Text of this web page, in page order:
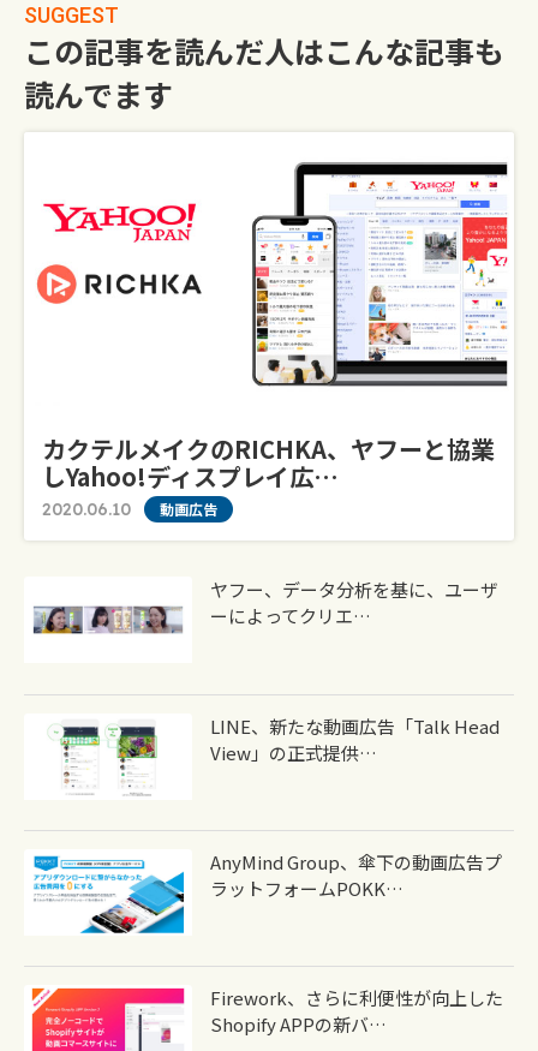
SUGGEST
この記事を読んだ人はこんな記事も
読んでます
カクテルメイクのRICHKA、ヤフーと協業
しYahoo!ディスプレイ広…
2020.06.10 動画広告
ヤフー、データ分析を基に、ユーザ
ーによってクリエ…
LINE、新たな動画広告「Talk Head
View」の正式提供…
AnyMind Group、傘下の動画広告プ
ラットフォームPOKK…
Firework、さらに利便性が向上した
Shopify APPの新バ…